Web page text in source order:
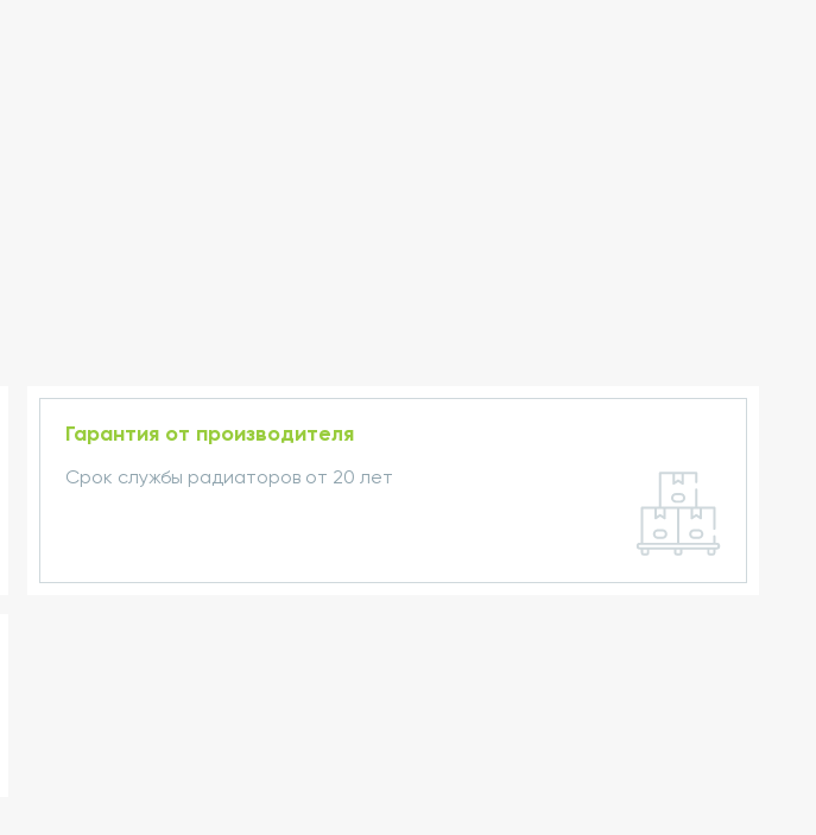
Гарантия от производителя
Срок службы радиаторов от 20 лет